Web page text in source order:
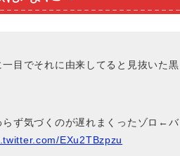
目でそれに由来してると見抜いた黒
らず気づくのが遅れまくったゾロ←バ
EXu2TBzpzu